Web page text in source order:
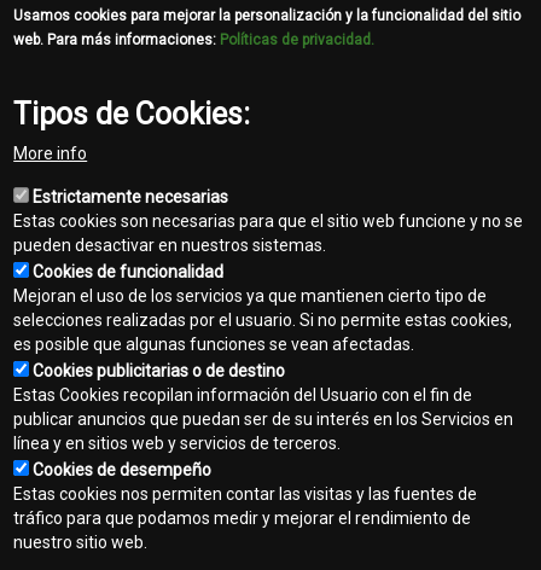
Por más información comuniquese con su Asesor de Ventas de
Interagrovial ó al Tel. 2315 00 00
Facebook
Twitter
Email
Footer
menu
Contacto
Mapa del sitio
Normas de privacidad
Aviso legal
Usamos cookies para mejorar la personalización y la funcionalidad del sitio
web. Para más informaciones: Políticas de privacidad.
Tipos de Cookies:
More info
Estrictamente necesarias
Estas cookies son necesarias para que el sitio web funcione y no se
pueden desactivar en nuestros sistemas.
Cookies de funcionalidad
Mejoran el uso de los servicios ya que mantienen cierto tipo de
selecciones realizadas por el usuario. Si no permite estas cookies,
es posible que algunas funciones se vean afectadas.
Cookies publicitarias o de destino
Estas Cookies recopilan información del Usuario con el fin de
publicar anuncios que puedan ser de su interés en los Servicios en
línea y en sitios web y servicios de terceros.
Cookies de desempeño
Estas cookies nos permiten contar las visitas y las fuentes de
tráfico para que podamos medir y mejorar el rendimiento de
nuestro sitio web.